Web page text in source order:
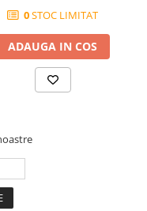
x 26 module IP66
cu plastroane sina
DIN pentru montaj
placa de
montaj
0STOC LIMITAT
ADAUGA IN COS